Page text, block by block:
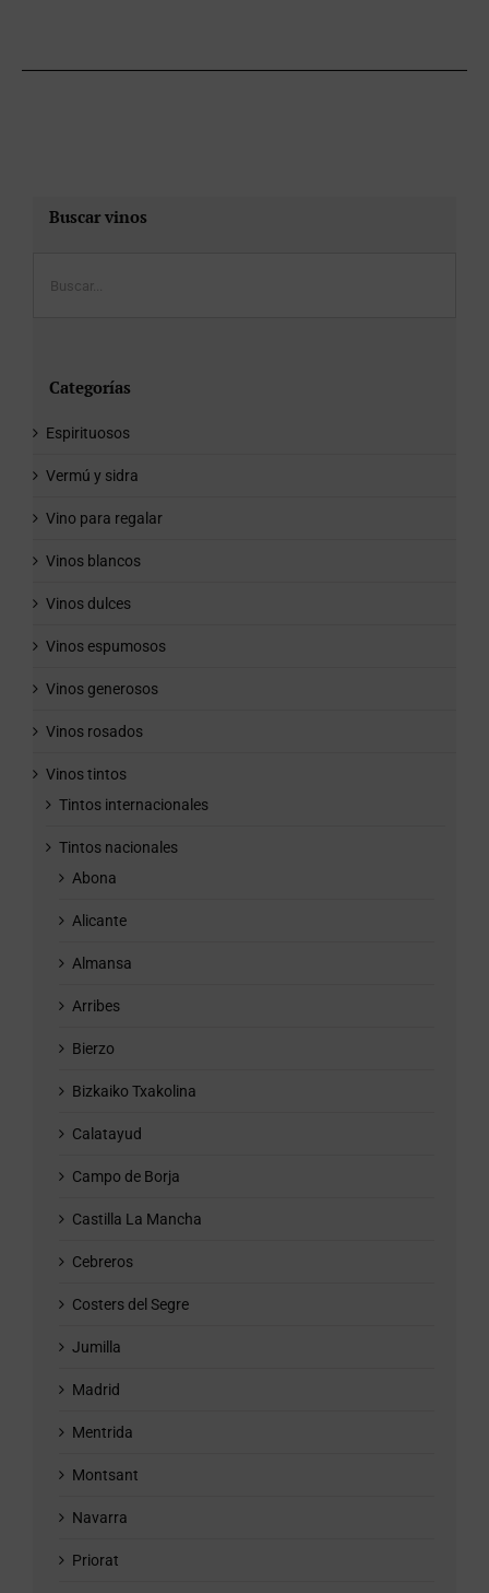
Buscar vinos
Categorías
Espirituosos
Vermú y sidra
Vino para regalar
Vinos blancos
Vinos dulces
Vinos espumosos
Vinos generosos
Vinos rosados
Vinos tintos
Tintos internacionales
Tintos nacionales
Abona
Alicante
Almansa
Arribes
Bierzo
Bizkaiko Txakolina
Calatayud
Campo de Borja
Castilla La Mancha
Cebreros
Costers del Segre
Jumilla
Madrid
Mentrida
Montsant
Navarra
Priorat